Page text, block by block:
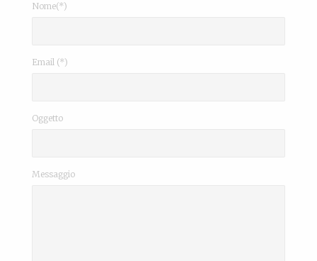
Nome(*)
Email (*)
Oggetto
Messaggio